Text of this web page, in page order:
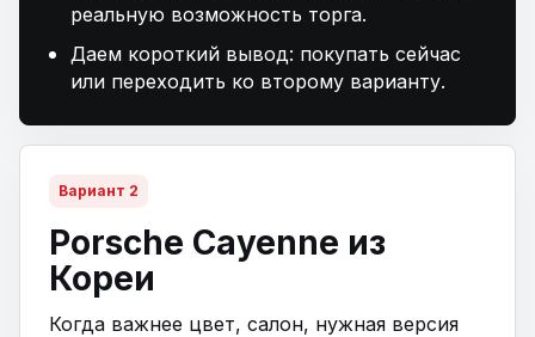
реальную возможность торга.
Даем короткий вывод: покупать сейчас
или переходить ко второму варианту.
Вариант 2
Porsche Cayenne из
Кореи
Когда важнее цвет, салон, нужная версия